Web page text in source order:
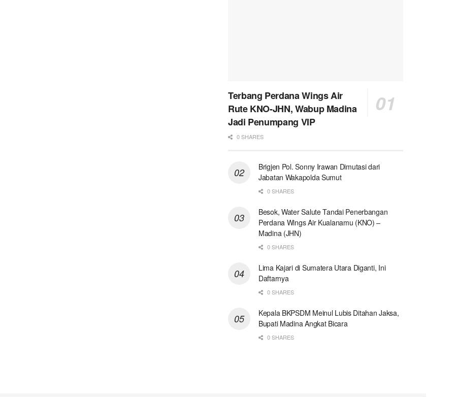
Terbang Perdana Wings Air
Rute KNO-JHN, Wabup Madina
Jadi Penumpang VIP
0 SHARES
Brigjen Pol. Sonny Irawan Dimutasi dari
Jabatan Wakapolda Sumut
0 SHARES
Besok, Water Salute Tandai Penerbangan
Perdana Wings Air Kualanamu (KNO) –
Madina (JHN)
0 SHARES
Lima Kajari di Sumatera Utara Diganti, Ini
Daftarnya
0 SHARES
Kepala BKPSDM Meinul Lubis Ditahan Jaksa,
Bupati Madina Angkat Bicara
0 SHARES